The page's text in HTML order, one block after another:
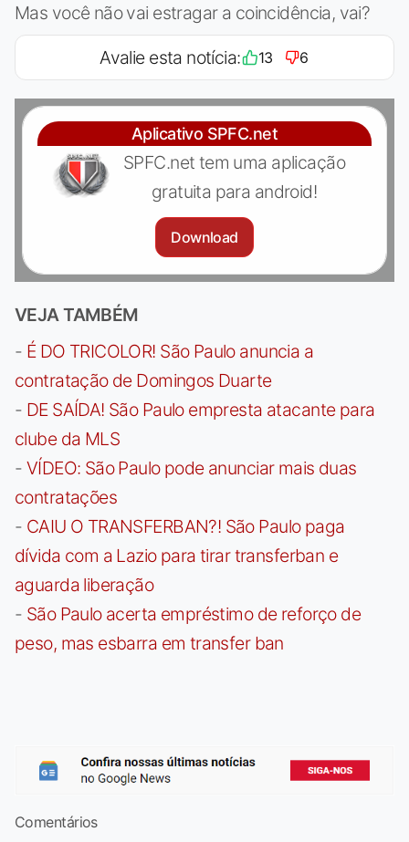
Mas você não vai estragar a coincidência, vai?
Avalie esta notícia: 13 6
Aplicativo SPFC.net
SPFC.net tem uma aplicação
gratuita para android!
Download
VEJA TAMBÉM
- É DO TRICOLOR! São Paulo anuncia a
contratação de Domingos Duarte
- DE SAÍDA! São Paulo empresta atacante para
clube da MLS
- VÍDEO: São Paulo pode anunciar mais duas
contratações
- CAIU O TRANSFERBAN?! São Paulo paga
dívida com a Lazio para tirar transferban e
aguarda liberação
- São Paulo acerta empréstimo de reforço de
peso, mas esbarra em transfer ban
Comentários